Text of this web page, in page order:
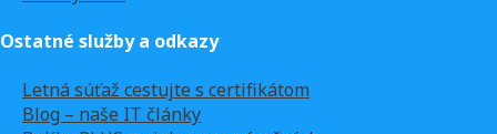
Ostatné služby a odkazy
Letná súťaž cestujte s certifikátom
Blog – naše IT články